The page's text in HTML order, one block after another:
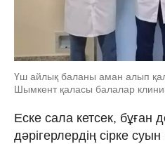
Үш айлық баланы аман алып
Шымкент қаласы балалар
Еске сала кетсек, бұған
дәрігерлердің сірке суын